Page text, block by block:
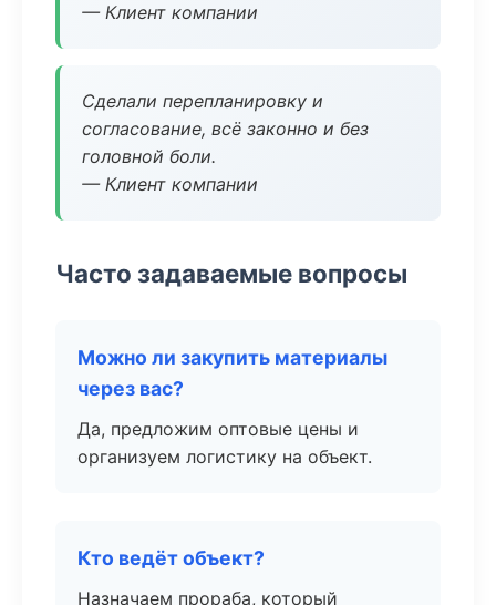
— Клиент компании
Сделали перепланировку и
согласование, всё законно и без
головной боли.
— Клиент компании
Часто задаваемые вопросы
Можно ли закупить материалы
через вас?
Да, предложим оптовые цены и
организуем логистику на объект.
Кто ведёт объект?
Назначаем прораба, который